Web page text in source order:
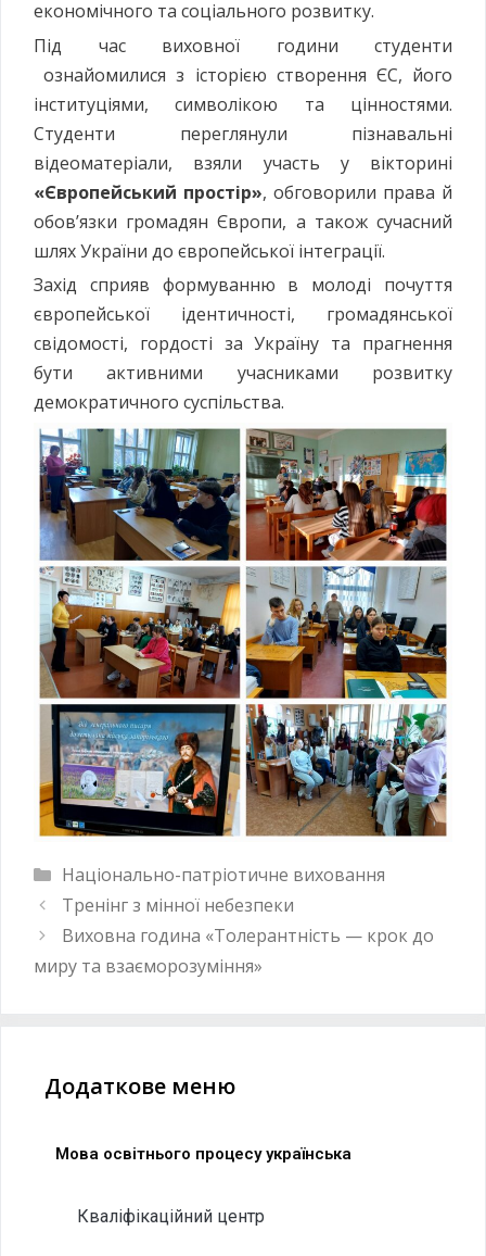
економічного та соціального розвитку.
Під час виховної години студенти
ознайомилися з історією створення ЄС, його
інституціями, символікою та цінностями.
Студенти переглянули пізнавальні
відеоматеріали, взяли участь у вікторині
«Європейський простір», обговорили права й
обов’язки громадян Європи, а також сучасний
шлях України до європейської інтеграції.
Захід сприяв формуванню в молоді почуття
європейської ідентичності, громадянської
свідомості, гордості за Україну та прагнення
бути активними учасниками розвитку
демократичного суспільства.
Національно-патріотичне виховання
Тренінг з мінної небезпеки
Виховна година «Толерантність — крок до
миру та взаєморозуміння»
Додаткове меню
Мова освітнього процесу українська
Кваліфікаційний центр